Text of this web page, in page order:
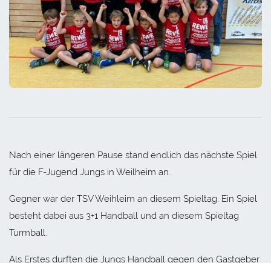
Nach einer längeren Pause stand endlich das nächste Spiel
für die F-Jugend Jungs in Weilheim an.
Gegner war der TSV Weihleim an diesem Spieltag. Ein Spiel
besteht dabei aus 3+1 Handball und an diesem Spieltag
Turmball.
Als Erstes durften die Jungs Handball gegen den Gastgeber